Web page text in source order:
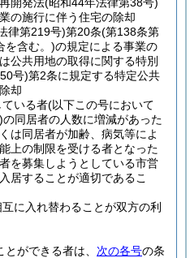
の施行に伴う住宅の除却
律第219号)第20条(第138条第
を含む。)の規定による事業の
公共用地の取得に関する特別
号)第2条に規定する特定公共
却
いる者(以下この号において
の同居者の人数に増減があった
は同居者が加齢、病気等によ
上の制限を受ける者となった
を募集しようとしている市営
居することが適切であるこ
に入れ替わることが双方の利
ができる者は、 次の各号の条